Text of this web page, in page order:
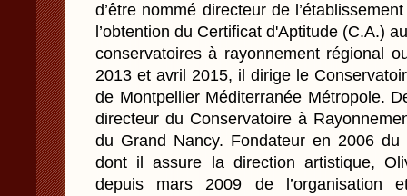
d’être nommé directeur de
l’obtention du Certificat d'Aptitude (C.A.)
conservatoires à rayonnement régional
2013 et avril 2015, il dirige le
de Montpellier Méditerranée Métropole.
directeur du Conservatoire à
du Grand Nancy. Fondateur en 2006 du
dont il assure la direction artistique,
depuis mars 2009 de l’organisation